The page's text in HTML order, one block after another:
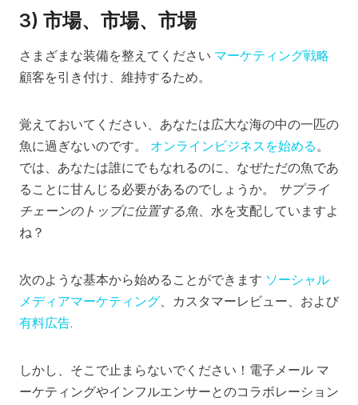
3) 市場、市場、市場
さまざまな装備を整えてください マーケティング戦略
顧客を引き付け、維持するため。
覚えておいてください、あなたは広大な海の中の一匹の
魚に過ぎないのです。 オンラインビジネスを始める。
では、あなたは誰にでもなれるのに、なぜただの魚であ
ることに甘んじる必要があるのでしょうか。
サプライ
チェーンのトップに位置する魚、水を支配していますよ
ね？
次のような基本から始めることができます ソーシャル
メディアマーケティング、カスタマーレビュー、および
有料広告.
しかし、そこで止まらないでください！電子メール マ
ーケティングやインフルエンサーとのコラボレーション